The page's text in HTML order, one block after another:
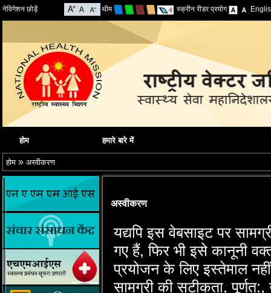
नेविगेशन छोड़ें थीम स्क्रीन रीडर प्रयोग
होम हमारे बारे में
होम » अस्वीकरण
अस्वीकरण
यद्यपि इस वेबसाइट पर
गए हैं, फिर भी इसे कानूनी
प्रयोजन के लिए इस्‍तेमाल
सामग्री की सटीकता,